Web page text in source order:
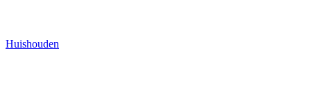
Huishouden